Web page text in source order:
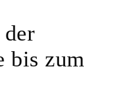
bis zum